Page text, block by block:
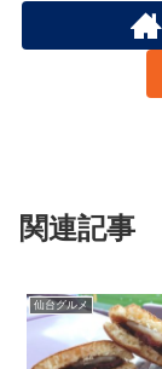
関連記事
仙台グルメ